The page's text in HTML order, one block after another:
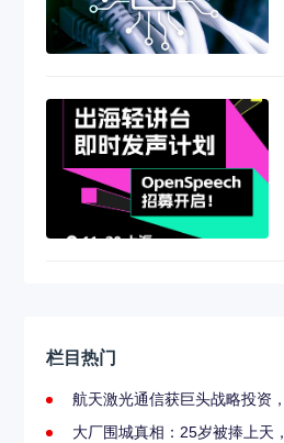
栏目热门
航天激光通信获巨头战略投资
大厂围城真相：25岁被捧上天